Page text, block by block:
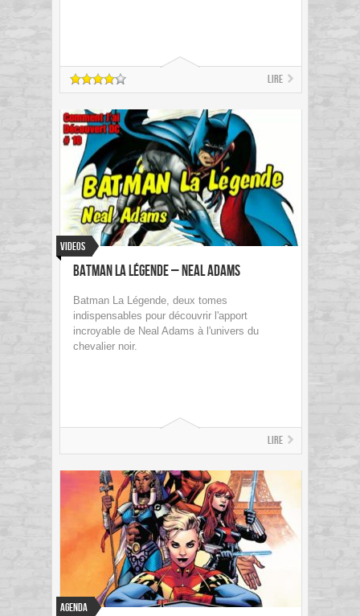
Lire
Videos
BATMAN La Légende – Neal Adams
Batman La Légende, deux tomes
indispensables pour découvrir l'apport
incroyable de Neal Adams à l'univers du
chevalier noir.
Lire
Agenda